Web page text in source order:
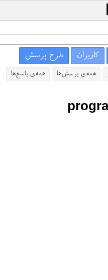
کاربران طرح پرسش
همه‌ی پرسش‌ها همه‌ی پاسخ‌ها